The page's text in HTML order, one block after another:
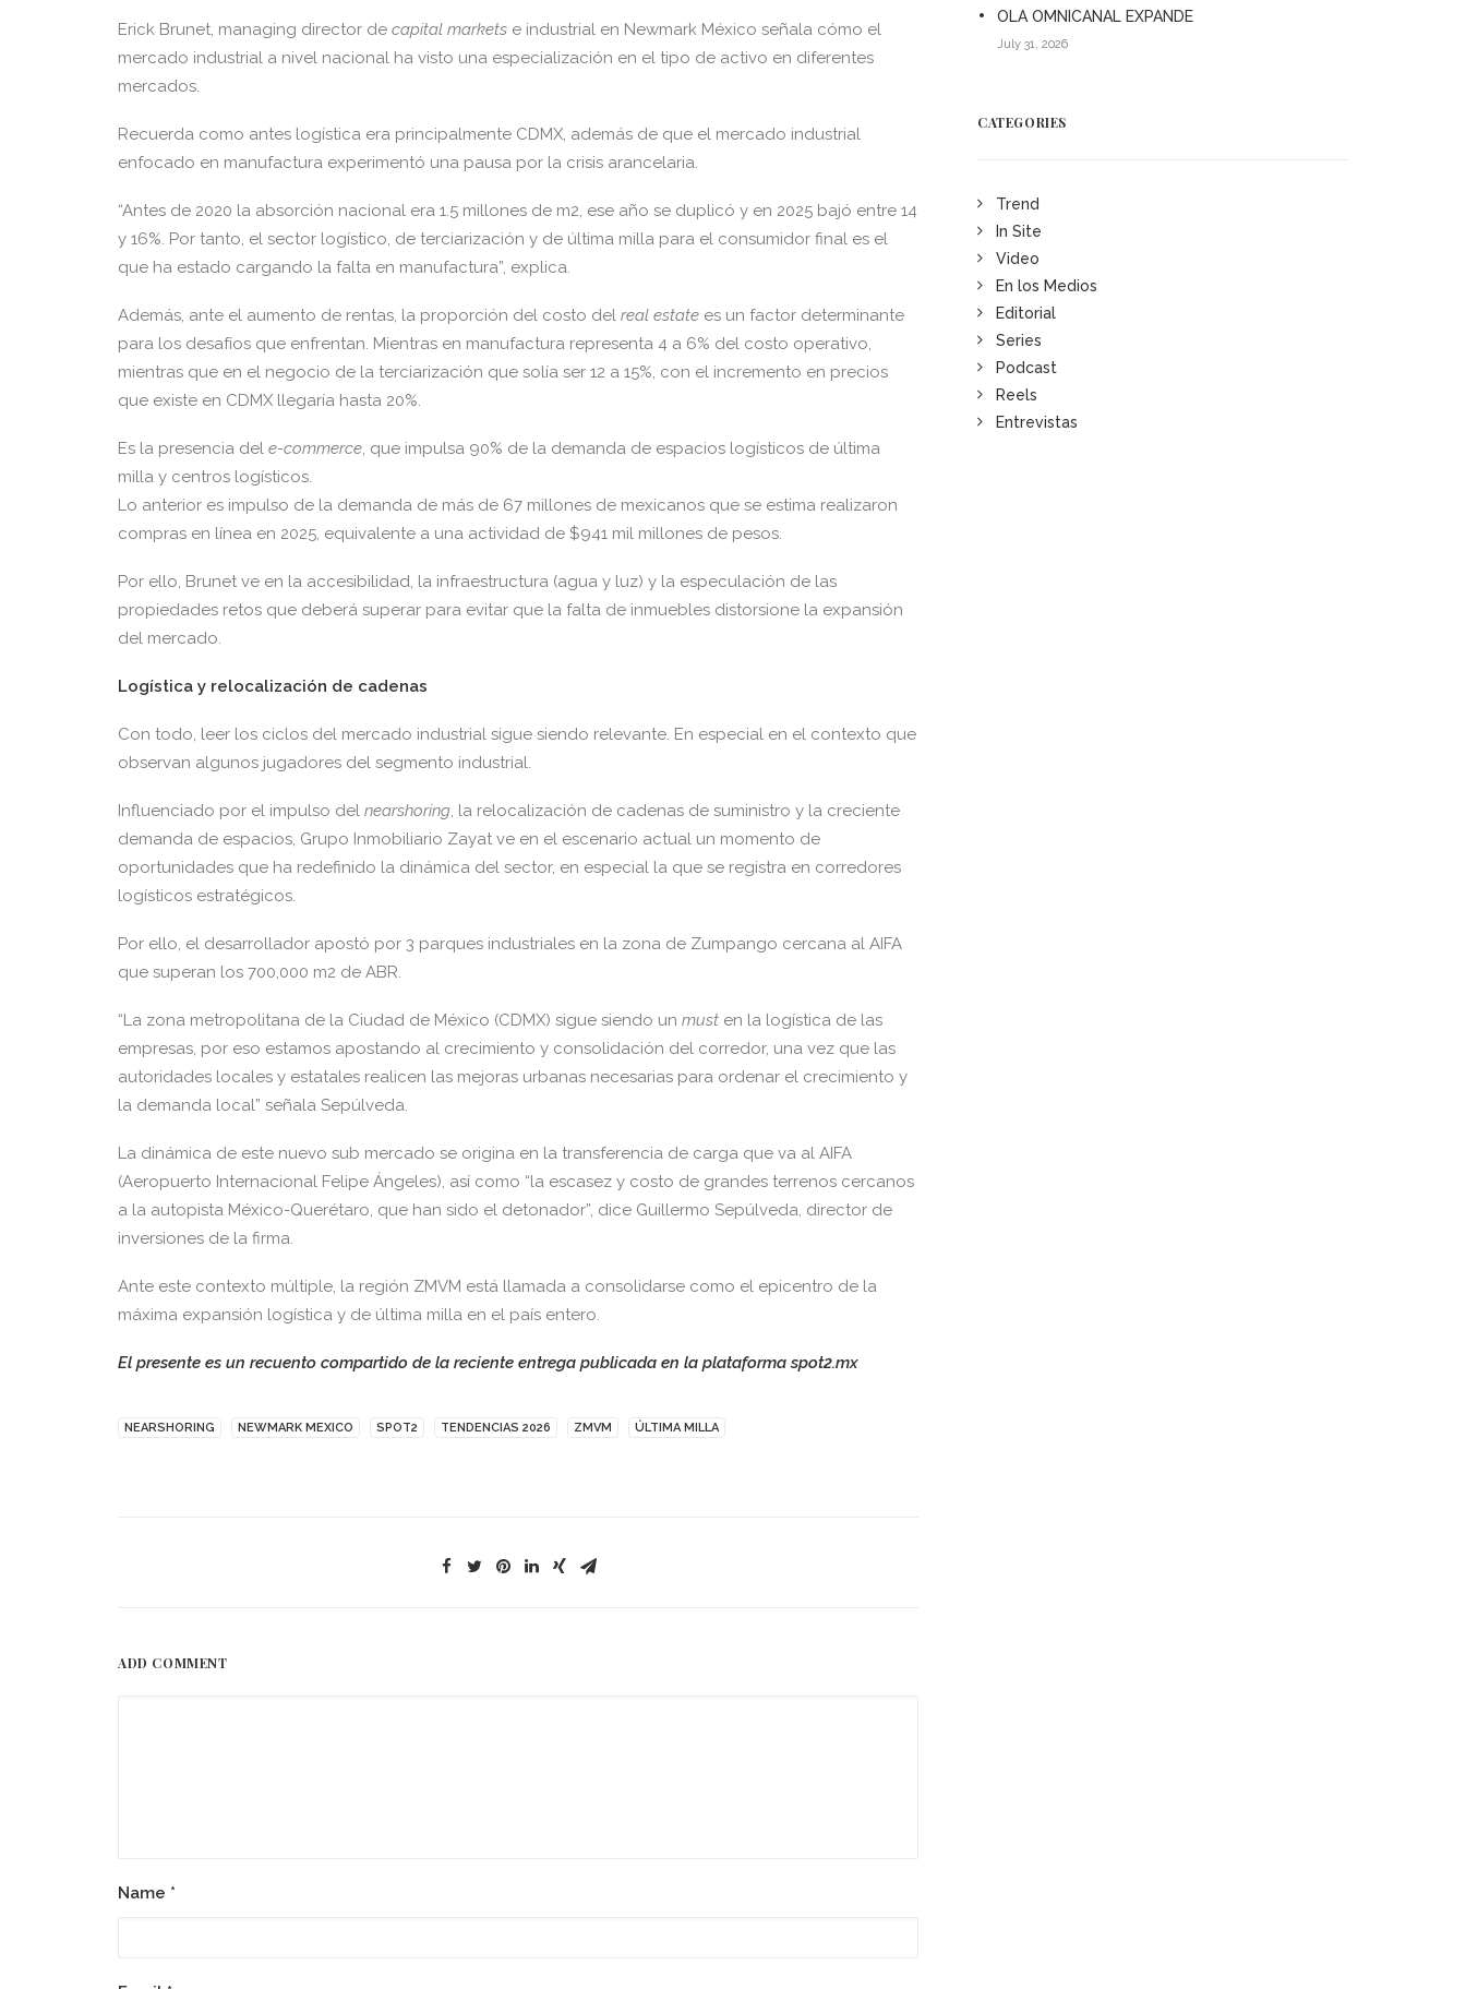
Erick Brunet, managing director de capital markets e industrial en Newmark México señala cómo el
mercado industrial a nivel nacional ha visto una especialización en el tipo de activo en diferentes
mercados.
Recuerda como antes logística era principalmente CDMX, además de que el mercado industrial
enfocado en manufactura experimentó una pausa por la crisis arancelaria.
“Antes de 2020 la absorción nacional era 1.5 millones de m2, ese año se duplicó y en 2025 bajó entre 14
y 16%. Por tanto, el sector logístico, de terciarización y de última milla para el consumidor final es el
que ha estado cargando la falta en manufactura”, explica.
Además, ante el aumento de rentas, la proporción del costo del real estate es un factor determinante
para los desafíos que enfrentan. Mientras en manufactura representa 4 a 6% del costo operativo,
mientras que en el negocio de la terciarización que solía ser 12 a 15%, con el incremento en precios
que existe en CDMX llegaría hasta 20%.
Es la presencia del e-commerce, que impulsa 90% de la demanda de espacios logísticos de última
milla y centros logísticos.
Lo anterior es impulso de la demanda de más de 67 millones de mexicanos que se estima realizaron
compras en línea en 2025, equivalente a una actividad de $941 mil millones de pesos.
Por ello, Brunet ve en la accesibilidad, la infraestructura (agua y luz) y la especulación de las
propiedades retos que deberá superar para evitar que la falta de inmuebles distorsione la expansión
del mercado.
Logística y relocalización de cadenas
Con todo, leer los ciclos del mercado industrial sigue siendo relevante. En especial en el contexto que
observan algunos jugadores del segmento industrial.
Influenciado por el impulso del nearshoring, la relocalización de cadenas de suministro y la creciente
demanda de espacios, Grupo Inmobiliario Zayat ve en el escenario actual un momento de
oportunidades que ha redefinido la dinámica del sector, en especial la que se registra en corredores
logísticos estratégicos.
Por ello, el desarrollador apostó por 3 parques industriales en la zona de Zumpango cercana al AIFA
que superan los 700,000 m2 de ABR.
“La zona metropolitana de la Ciudad de México (CDMX) sigue siendo un must en la logística de las
empresas, por eso estamos apostando al crecimiento y consolidación del corredor, una vez que las
autoridades locales y estatales realicen las mejoras urbanas necesarias para ordenar el crecimiento y
la demanda local” señala Sepúlveda.
La dinámica de este nuevo sub mercado se origina en la transferencia de carga que va al AIFA
(Aeropuerto Internacional Felipe Ángeles), así como “la escasez y costo de grandes terrenos cercanos
a la autopista México-Querétaro, que han sido el detonador”, dice Guillermo Sepúlveda, director de
inversiones de la firma.
Ante este contexto múltiple, la región ZMVM está llamada a consolidarse como el epicentro de la
máxima expansión logística y de última milla en el país entero.
El presente es un recuento compartido de la reciente entrega publicada en la plataforma spot2.mx
NEARSHORING NEWMARK MEXICO SPOT2 TENDENCIAS 2026 ZMVM ÚLTIMA MILLA
ADD COMMENT
Name *
OLA OMNICANAL EXPANDE
July 31, 2026
CATEGORIES
Trend
In Site
Video
En los Medios
Editorial
Series
Podcast
Reels
Entrevistas